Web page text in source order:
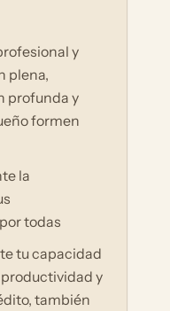
y
plena,
profunda y
formen
la
todas
tu capacidad
y
también